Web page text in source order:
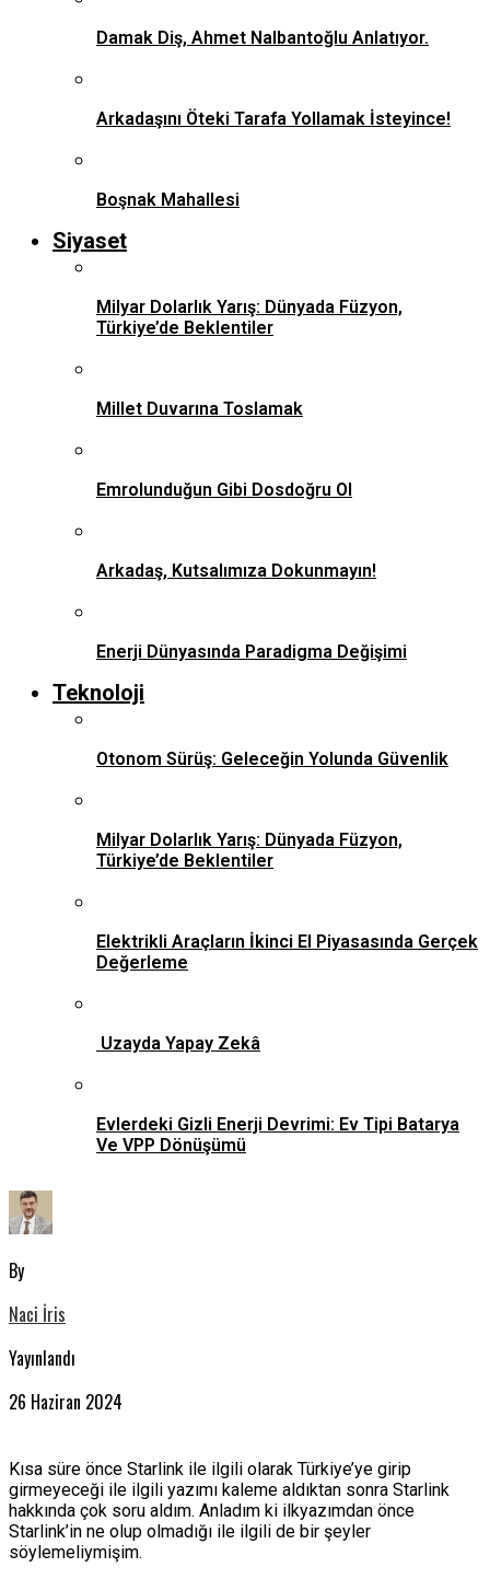
Damak Diş, Ahmet Nalbantoğlu Anlatıyor.
Arkadaşını Öteki Tarafa Yollamak İsteyince!
Boşnak Mahallesi
Siyaset
Milyar Dolarlık Yarış: Dünyada Füzyon,
Türkiye’de Beklentiler
Millet Duvarına Toslamak
Emrolunduğun Gibi Dosdoğru Ol
Arkadaş, Kutsalımıza Dokunmayın!
Enerji Dünyasında Paradigma Değişimi
Teknoloji
Otonom Sürüş: Geleceğin Yolunda Güvenlik
Milyar Dolarlık Yarış: Dünyada Füzyon,
Türkiye’de Beklentiler
Elektrikli Araçların İkinci El Piyasasında Gerçek
Değerleme
Uzayda Yapay Zekâ
Evlerdeki Gizli Enerji Devrimi: Ev Tipi Batarya
Ve VPP Dönüşümü
By
Naci İris
Yayınlandı
26 Haziran 2024
Kısa süre önce Starlink ile ilgili olarak Türkiye’ye girip
girmeyeceği ile ilgili yazımı kaleme aldıktan sonra Starlink
hakkında çok soru aldım. Anladım ki ilkyazımdan önce
Starlink’in ne olup olmadığı ile ilgili de bir şeyler
söylemeliymişim.